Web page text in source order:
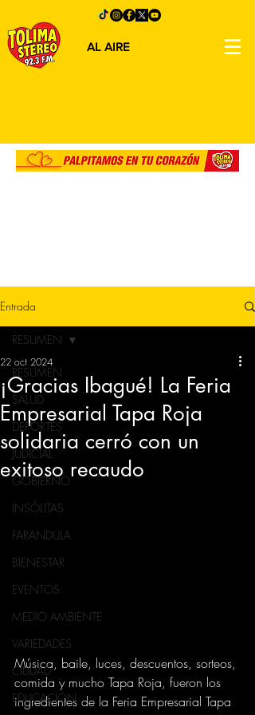
AL AIRE
Entrada
RESUMEN
SALUD
DEPORTES
JUDICIAL
GOBIERNO
INSÓLITAS
FARANDULA
BIENESTAR
EVENTOS
MEDIO AMBIENTE
VARIEDADES
CIUDAD
EDUCACION
RESUMEN
¡Gracias Ibagué! La Feria
Empresarial Tapa Roja
solidaria cerró con un
exitoso recaudo
22 oct 2024
Música, baile, luces, descuentos, sorteos,
comida y mucho Tapa Roja, fueron los
ingredientes de la Feria Empresarial Tapa